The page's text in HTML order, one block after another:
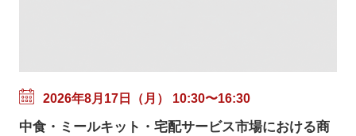
2026年8月17日（月） 10:30〜16:30
中食・ミールキット・宅配サービス市場における商